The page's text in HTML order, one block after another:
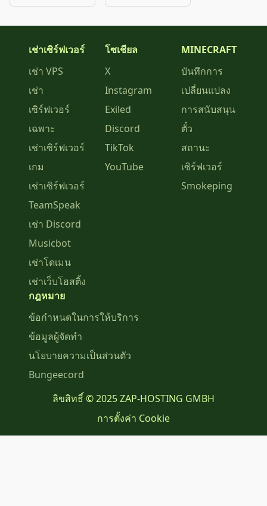
เช่าเซิร์ฟเวอร์
เช่า VPS
เช่า
เซิร์ฟเวอร์
เฉพาะ
เช่าเซิร์ฟเวอร์
เกม
เช่าเซิร์ฟเวอร์
TeamSpeak
เช่า Discord
Musicbot
เช่าโดเมน
เช่าเว็บโฮสติ้ง
โซเชียล
X
Instagram
Exiled
Discord
TikTok
YouTube
MINECRAFT
บันทึกการ
เปลี่ยนแปลง
การสนับสนุน
ตั๋ว
สถานะ
เซิร์ฟเวอร์
Smokeping
กฎหมาย
ข้อกำหนดในการให้บริการ
ข้อมูลผู้จัดทำ
นโยบายความเป็นส่วนตัว
Bungeecord
ลิขสิทธิ์ © 2025 ZAP-HOSTING GMBH
การตั้งค่า Cookie